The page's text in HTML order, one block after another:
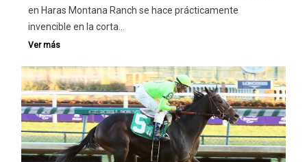
en Haras Montana Ranch se hace prácticamente
invencible en la corta…